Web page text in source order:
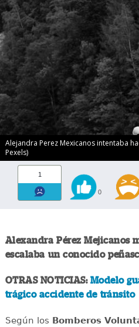
Alejandra Perez Mexicanos intentaba
Pexels)
1
0
Alexandra Pérez Mejicanos
escalaba un conocido
OTRAS NOTICIAS: Modelo
trágico accidente de tránsito
Según los Bomberos